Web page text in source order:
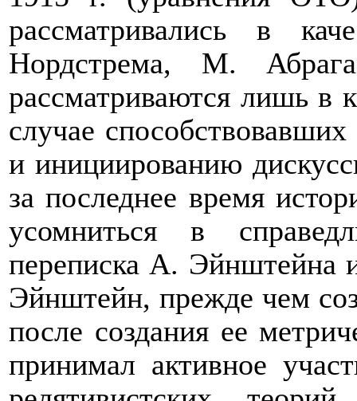
рассматривались в
Нордстрема, М.
рассматриваются лишь в
случае
и инициированию
за последнее время
усомниться в
переписка А. Эйнштейна
Эйнштейн, прежде чем
после создания ее
принимал активное